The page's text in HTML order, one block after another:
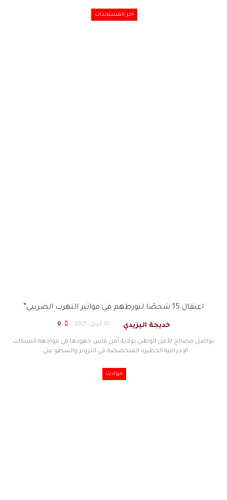
اخر المستجدات
اعتقال 15 شخصًا لتورطهم في فواتير التهرب الضريبي”
خديجة اليزيدي 30 أبريل, 2025
تواصل مصالح الأمن الوطني بولاية أمن فاس جهودها في مواجهة الشبكات
الإجرامية الخطيرة المتخصصة في التزوير والسطو على…
حوادث